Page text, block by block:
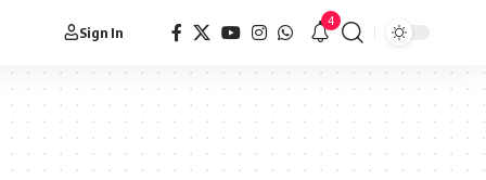
Sign In
4